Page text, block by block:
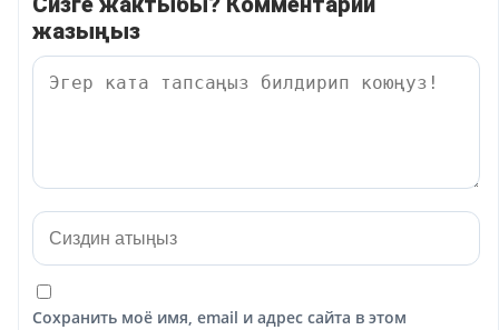
жазыңыз
Сохранить моё имя, email и адрес сайта в этом